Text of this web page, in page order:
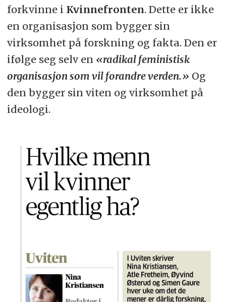
forkvinne i Kvinnefronten. Dette er ikke
en organisasjon som bygger sin
virksomhet på forskning og fakta. Den er
ifølge seg selv en «radikal feministisk
organisasjon som vil forandre verden.» Og
den bygger sin viten og virksomhet på
ideologi.